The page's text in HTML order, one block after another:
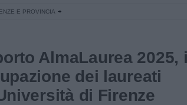
E PROVINCIA
AlmaLaurea 2025,
dei laureati
di Firenze